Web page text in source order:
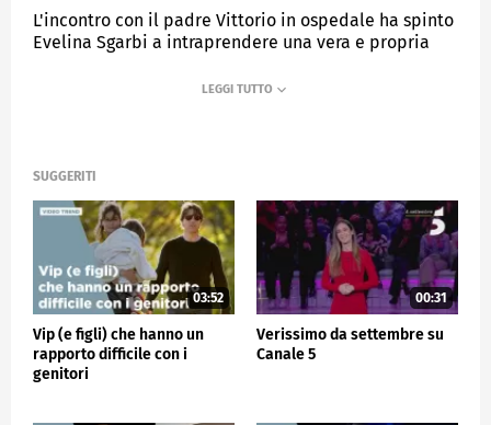
L'incontro con il padre Vittorio in ospedale ha spinto
Evelina Sgarbi a intraprendere una vera e propria
SUGGERITI
03:52
Vip (e figli) che hanno un
rapporto difficile con i
genitori
00:31
Verissimo da settembre su
Canale 5